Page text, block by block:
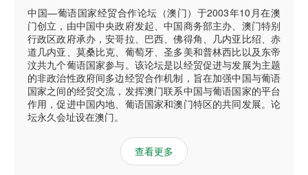
中国—葡语国家经贸合作论坛（澳门）于2003年10月在澳
门创立，由中国中央政府发起、中国商务部主办、澳门特别
行政区政府承办，安哥拉、巴西、佛得角、几内亚比绍、赤
道几内亚、莫桑比克、葡萄牙、圣多美和普林西比以及东帝
汶共九个葡语国家参与。该论坛是以经贸促进与发展为主题
的非政治性政府间多边经贸合作机制，旨在加强中国与葡语
国家之间的经贸交流，发挥澳门联系中国与葡语国家的平台
作用，促进中国内地、葡语国家和澳门特区的共同发展。论
坛永久会址设在澳门。
查看更多